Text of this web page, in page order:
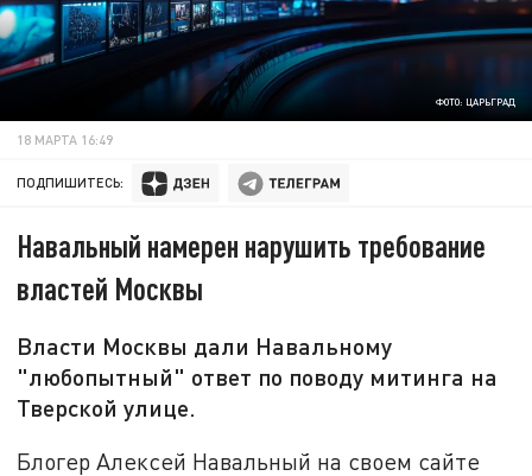
ФОТО: ЦАРЬГРАД
18 МАРТА 16:49
ПОДПИШИТЕСЬ:
Навальный намерен нарушить требование
властей Москвы
Власти Москвы дали Навальному
"любопытный" ответ по поводу митинга на
Тверской улице.
Блогер Алексей Навальный на своем сайте